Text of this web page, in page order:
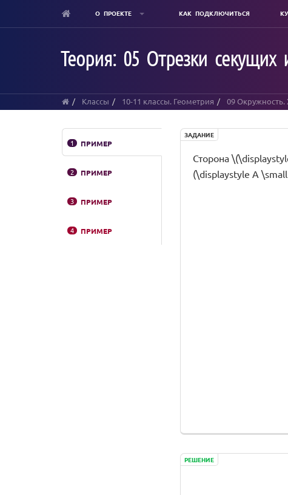
О ПРОЕКТЕ КАК ПОДКЛЮЧИТЬСЯ
Теория: 05 Отрезки секущих
Классы 10-11 классы. Геометрия 09
1 ПРИМЕР
2 ПРИМЕР
3 ПРИМЕР
4 ПРИМЕР
ЗАДАНИЕ
Сторона
(\displaystyle A
РЕШЕНИЕ